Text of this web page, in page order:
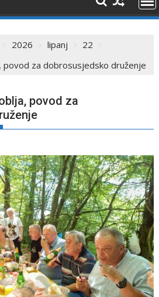
2026 lipanj
22
povod za dobrosusjedsko druženje
povod za